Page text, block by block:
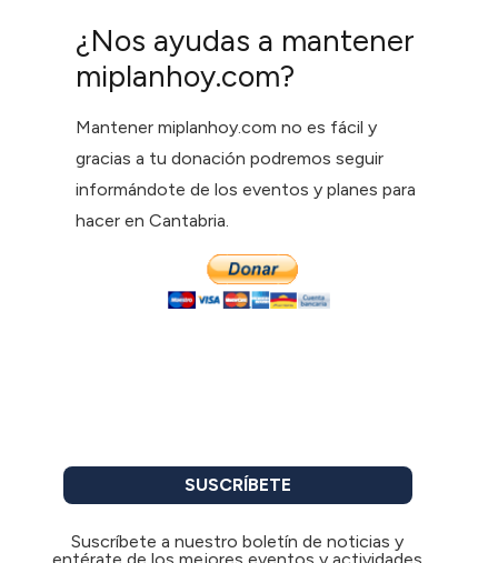
¿Nos ayudas a mantener
miplanhoy.com?
Mantener miplanhoy.com no es fácil y
gracias a tu donación podremos seguir
informándote de los eventos y planes para
hacer en Cantabria.
SUSCRÍBETE
Suscríbete a nuestro boletín de noticias y
entérate de los mejores eventos y actividades